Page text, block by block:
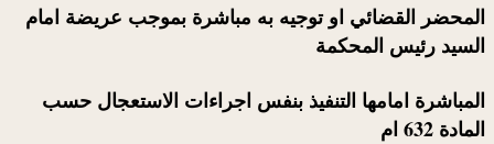
المحضر القضائي او توجيه به مباشرة بموجب عريضة امام
السيد رئيس المحكمة
المباشرة امامها التنفيذ بنفس اجراءات الاستعجال حسب
المادة 632 ام